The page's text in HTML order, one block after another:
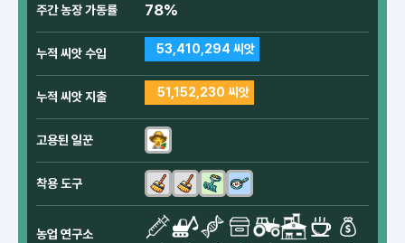
주간 농장 가동률 78%
누적 씨앗 수입 53,410,294 씨앗
누적 씨앗 지출 51,152,230 씨앗
고용된 일꾼
착용 도구
농업 연구소